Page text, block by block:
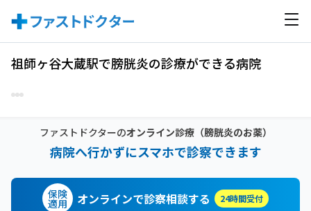
祖師ヶ谷大蔵駅で膀胱炎の診療ができる病院
ファストドクターのオンライン診療（膀胱炎のお薬）
病院へ行かずにスマホで診察できます
保険
適用 オンラインで診察相談する 24時間受付